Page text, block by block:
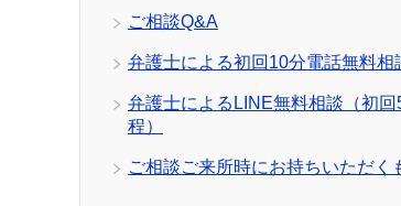
ご相談Q&A
弁護士による初回10分電話無料相
弁護士によるLINE無料相談（初回
程）
ご相談ご来所時にお持ちいただく